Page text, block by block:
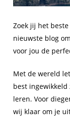
Zoek jij het
nieuwste blog
voor jou de
Met de wereld
best
leren. Voor
wij klaar om je